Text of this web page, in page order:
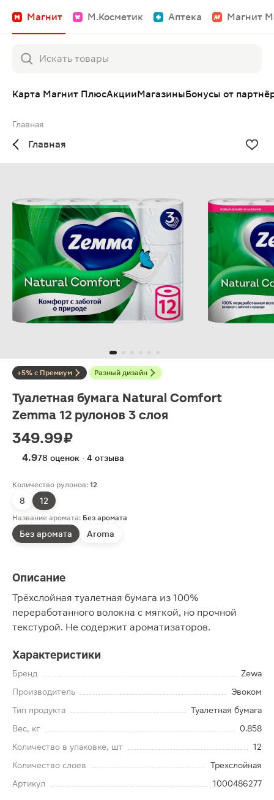
Магнит М.Косметик Аптека Магнит
Карта Магнит ПлюсАкцииМагазиныБонусы от
Главная
Главная
+5% с Премиум Разный дизайн
Туалетная бумага Natural Comfort
Zemma 12 рулонов 3 слоя
349.99 ₽
4.978 оценок · 4 отзыва
Количество рулонов: 12
8 12
Название аромата: Без аромата
Без аромата Aroma
Описание
Трёхслойная туалетная бумага из 100%
переработанного волокна с мягкой, но прочной
текстурой. Не содержит ароматизаторов.
Характеристики
Бренд
Zewa
Производитель
Эвоком
Тип продукта
Туалетная бумага
Вес, кг
0.858
Количество в упаковке, шт
12
Количество слоев
Трехслойная
Артикул
1000486277